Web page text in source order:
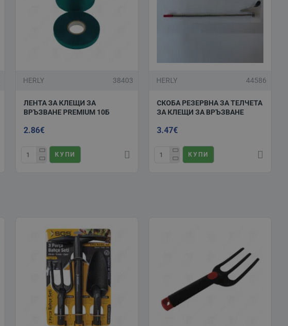
HERLY 38403
ЛЕНТА ЗА КЛЕЩИ ЗА
ВРЪЗВАНЕ PREMIUM 10Б
2.86€
КУПИ
HERLY 44586
СКОБА РЕЗЕРВНА ЗА ТЕЛЧЕТА
ЗА КЛЕЩИ ЗА ВРЪЗВАНЕ
3.47€
КУПИ